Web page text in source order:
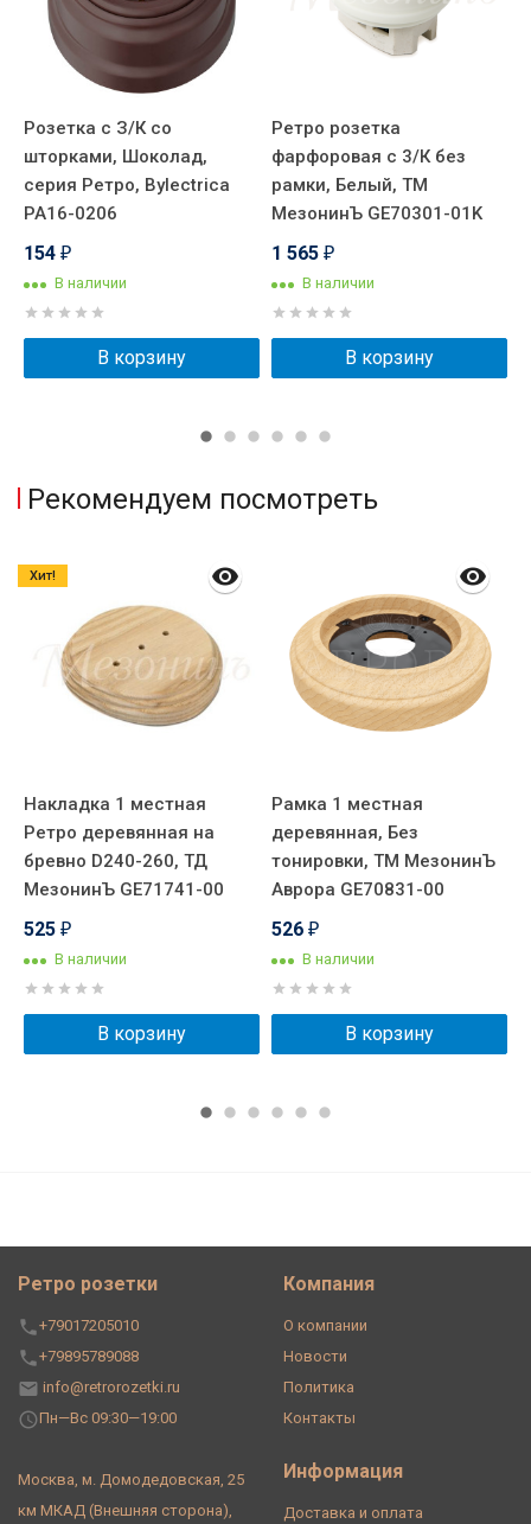
Розетка с З/К со
шторками, Шоколад,
серия Ретро, Bylectrica
РА16-0206
154 ₽
В наличии
В корзину
Ретро розетка
фарфоровая с 3/К без
рамки, Белый, ТМ
МезонинЪ GE70301-01K
1 565 ₽
В наличии
В корзину
Рекомендуем посмотреть
Накладка 1 местная
Ретро деревянная на
бревно D240-260, ТД
МезонинЪ GE71741-00
525 ₽
В наличии
В корзину
Хит!
Рамка 1 местная
деревянная, Без
тонировки, ТМ МезонинЪ
Аврора GE70831-00
526 ₽
В наличии
В корзину
Ретро розетки
+79017205010
+79895789088
info@retrorozetki.ru
Пн—Вс 09:30—19:00
Москва, м. Домодедовская, 25
км МКАД (Внешняя сторона),
Компания
О компании
Новости
Политика
Контакты
Информация
Доставка и оплата